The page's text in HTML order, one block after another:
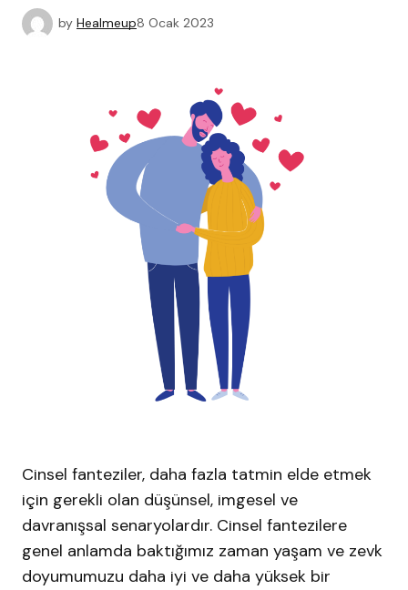
by Healmeup8 Ocak 2023
Cinsel fanteziler, daha fazla tatmin elde etmek
için gerekli olan düşünsel, imgesel ve
davranışsal senaryolardır. Cinsel fantezilere
genel anlamda baktığımız zaman yaşam ve zevk
doyumumuzu daha iyi ve daha yüksek bir